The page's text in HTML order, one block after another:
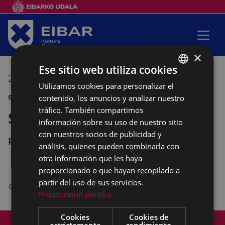
23/06/2018
SANJUANAK
Salve
Parroquia de San Andrés
Con el CoroParroquial.
Mapa del Sitio
Aviso legal
BASQUE
SPANISH
×
Ese sitio web utiliza cookies
Utilizamos cookies para personalizar el
contenido, los anuncios y analizar nuestro
tráfico. También compartimos
información sobre su uso de nuestro sitio
con nuestros socios de publicidad y
análisis, quienes pueden combinarla con
otra información que les haya
proporcionado o que hayan recopilado a
partir del uso de sus servicios.
Pribatutasun-politika
Cookies
Cookies de